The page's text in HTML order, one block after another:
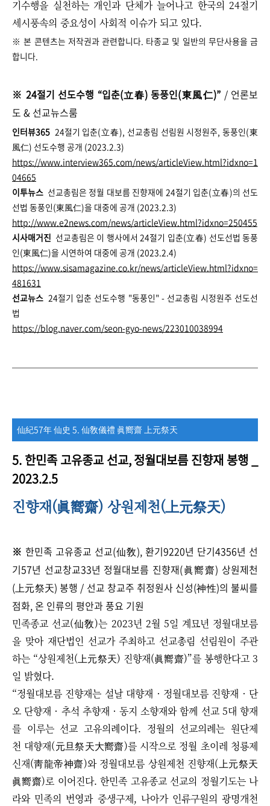
기수행을 실천하는 개인과 단체가 늘어나고 한국의 24절기
세시풍속의 중요성이 사회적 이슈가 되고 있다.
※ 본 콘텐츠는 저작권과 관련합니다. 타종교 및 일반의 무단사용을 금
합니다.
※ 24절기 선도수행 “입춘(立春) 동풍인(東風仁)” / 언론보
도 & 선교뉴스룸
인터뷰365 24절기 입춘(立春), 선교총림 선림원 시정원주, 동풍인(東
風仁) 선도수행 공개 (2023.2.3)
https://www.interview365.com/news/articleView.html?idxno=1
04665
이투뉴스 선교총림은 정월 대보름 진향재에 24절기 입춘(立春)의 선도
선법 동풍인(東風仁)을 대중에 공개 (2023.2.3)
http://www.e2news.com/news/articleView.html?idxno=250455
시사매거진 선교총림은 이 행사에서 24절기 입춘(立春) 선도선법 동풍
인(東風仁)을 시연하여 대중에 공개 (2023.2.4)
https://www.sisamagazine.co.kr/news/articleView.html?idxno=
481631
선교뉴스 24절기 입춘 선도수행 "동풍인" - 선교총림 시정원주 선도선
법
https://blog.naver.com/seon-gyo-news/223010038994
仙紀57年 仙史 5. 仙敎儀禮 眞嚮齋 上元祭天
5. 한민족 고유종교 선교, 정월대보름 진향재 봉행 _
2023.2.5
진향재(眞嚮齋) 상원제천(上元祭天)
※ 한민족 고유종교 선교(仙敎), 환기9220년 단기4356년 선
기57년 선교창교33년 정월대보름 진향재(眞嚮齋) 상원제천
(上元祭天) 봉행 / 선교 창교주 취정원사 신성(神性)의 불씨를
점화, 온 인류의 평안과 풍요 기원
민족종교 선교(仙敎)는 2023년 2월 5일 계묘년 정월대보름
을 맞아 재단법인 선교가 주최하고 선교총림 선림원이 주관
하는 “상원제천(上元祭天) 진향재(眞嚮齋)”를 봉행한다고 3
일 밝혔다.
“정월대보름 진향재는 설날 대향재 · 정월대보름 진향재 · 단
오 단향재 · 추석 추향재 · 동지 소향재와 함께 선교 5대 향재
를 이루는 선교 고유의례이다. 정월의 선교의례는 원단제
천 대향재(元旦祭天大嚮齋)를 시작으로 정월 초이레 청룡제
신재(靑龍帝神齋)와 정월대보름 상원제천 진향재(上元祭天
眞嚮齋)로 이어진다. 한민족 고유종교 선교의 정월기도는 나
라와 민족의 번영과 중생구제, 나아가 인류구원의 광명개천